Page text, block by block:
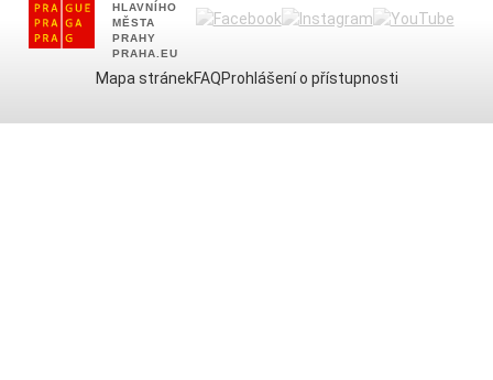
HLAVNÍHO
MĚSTA
PRAHY
PRAHA.EU
Mapa stránekFAQProhlášení o přístupnosti